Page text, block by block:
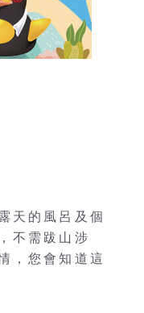
天的風呂及個
不需跋山涉
，您會知道這